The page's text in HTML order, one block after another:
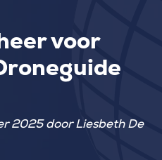
voor
2025 door Liesbeth De